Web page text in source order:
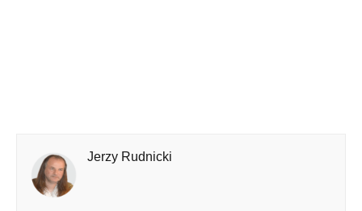
Jerzy Rudnicki